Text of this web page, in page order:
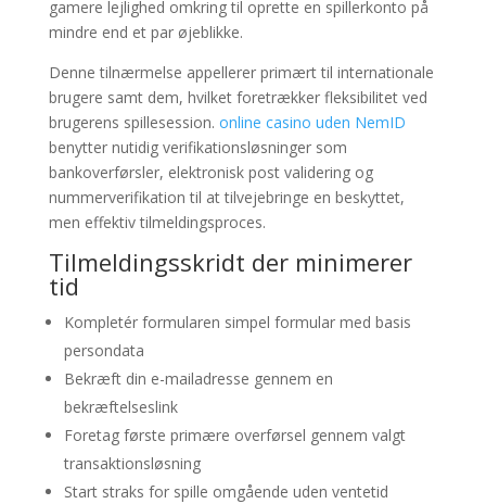
gamere lejlighed omkring til oprette en spillerkonto på
mindre end et par øjeblikke.
Denne tilnærmelse appellerer primært til internationale
brugere samt dem, hvilket foretrækker fleksibilitet ved
brugerens spillesession. online casino uden NemID
benytter nutidig verifikationsløsninger som
bankoverførsler, elektronisk post validering og
nummerverifikation til at tilvejebringe en beskyttet,
men effektiv tilmeldingsproces.
Tilmeldingsskridt der minimerer
tid
Kompletér formularen simpel formular med basis
persondata
Bekræft din e-mailadresse gennem en
bekræftelseslink
Foretag første primære overførsel gennem valgt
transaktionsløsning
Start straks for spille omgående uden ventetid